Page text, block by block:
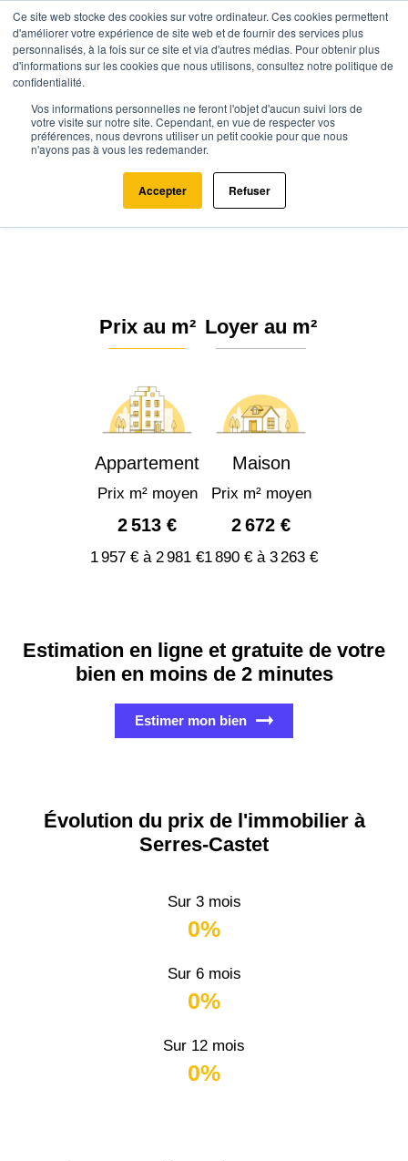
Ce site web stocke des cookies sur votre ordinateur. Ces cookies permettent
d'améliorer votre expérience de site web et de fournir des services plus
personnalisés, à la fois sur ce site et via d'autres médias. Pour obtenir plus
d'informations sur les cookies que nous utilisons, consultez notre politique de
confidentialité.
Vos informations personnelles ne feront l'objet d'aucun suivi lors de
votre visite sur notre site. Cependant, en vue de respecter vos
préférences, nous devrons utiliser un petit cookie pour que nous
n'ayons pas à vous les redemander.
Accepter Refuser
Agence.immo Prix immobilier Nouvelle-Aquitaine
Pyrénées-Atlantiques Serres-Castet (64121)
Estimation immobilière à Serres-
Castet : Prix m² 2026
Prix au m²
Appartement
Prix m² moyen
2 513 €
1 957 € à 2 981 €
Loyer au m²
Maison
Prix m² moyen
2 672 €
1 890 € à 3 263 €
Estimation en ligne et gratuite de votre
bien en moins de 2 minutes
Estimer mon bien
Évolution du prix de l'immobilier à
Serres-Castet
Sur 3 mois
0%
Sur 6 mois
0%
Sur 12 mois
0%